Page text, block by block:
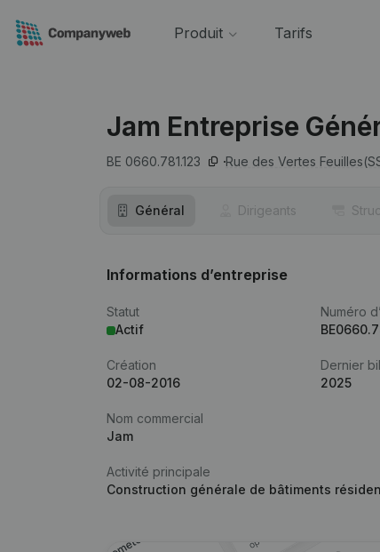
Produit Tarifs
Jam Entreprise
BE 0660.781.123 Rue des Vertes
Général Dirigeants
Informations d’entreprise
Statut
Actif
Numéro
Création
02-08-2016
Dernier
2025
Nom commercial
Jam
Activité principale
Construction générale de bâtiments